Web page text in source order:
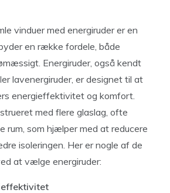
vinduer med energiruder er en
en række fordele, både
Energiruder, også kendt
lavenergiruder, er designet til at
energieffektivitet og komfort.
med flere glaslag, ofte
rum, som hjælper med at reducere
isoleringen. Her er nogle af de
at vælge energiruder: